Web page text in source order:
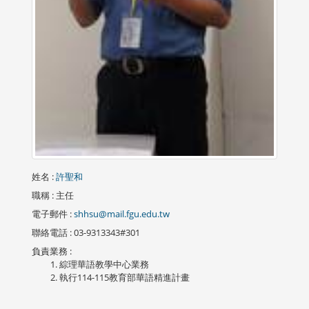
姓名 :許聖和
職稱 : 主任
電子郵件 :shhsu@mail.fgu.edu.tw
聯絡電話 : 03-9313343#301
負責業務 :
綜理華語教學中心業務
執行114-115教育部華語精進計畫